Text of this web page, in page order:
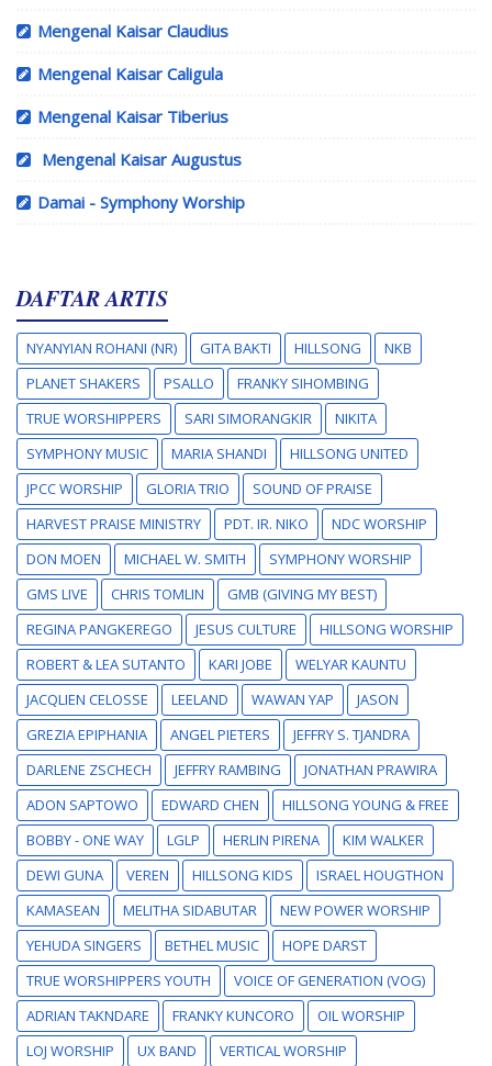
Mengenal Kaisar Claudius
Mengenal Kaisar Caligula
Mengenal Kaisar Tiberius
Mengenal Kaisar Augustus
Damai - Symphony Worship
DAFTAR ARTIS
NYANYIAN ROHANI (NR) GITA BAKTI HILLSONG
NKB
PLANET SHAKERS
PSALLO
FRANKY SIHOMBING
TRUE WORSHIPPERS
SARI SIMORANGKIR
NIKITA
SYMPHONY MUSIC
MARIA SHANDI
HILLSONG UNITED
JPCC WORSHIP
GLORIA TRIO
SOUND OF PRAISE
HARVEST PRAISE MINISTRY
PDT. IR. NIKO
NDC WORSHIP
DON MOEN
MICHAEL W. SMITH
SYMPHONY WORSHIP
GMS LIVE
CHRIS TOMLIN
GMB (GIVING MY BEST)
REGINA PANGKEREGO
JESUS CULTURE
HILLSONG WORSHIP
ROBERT & LEA SUTANTO
KARI JOBE
WELYAR KAUNTU
JACQLIEN CELOSSE
LEELAND WAWAN YAP
JASON
GREZIA EPIPHANIA
ANGEL PIETERS
JEFFRY S. TJANDRA
DARLENE ZSCHECH
JEFFRY RAMBING
JONATHAN PRAWIRA
ADON SAPTOWO
EDWARD CHEN
HILLSONG YOUNG & FREE
BOBBY - ONE WAY
LGLP HERLIN PIRENA
KIM WALKER
DEWI GUNA
VEREN HILLSONG KIDS
ISRAEL HOUGTHON
KAMASEAN
MELITHA SIDABUTAR
NEW POWER WORSHIP
YEHUDA SINGERS
BETHEL MUSIC
HOPE DARST
TRUE WORSHIPPERS YOUTH
VOICE OF GENERATION (VOG)
ADRIAN TAKNDARE
FRANKY KUNCORO
OIL WORSHIP
LOJ WORSHIP
UX BAND
VERTICAL WORSHIP